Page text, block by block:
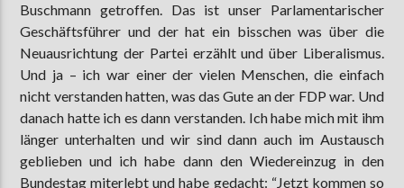
Buschmann getroffen. Das ist unser Parlamentarischer
Geschäftsführer und der hat ein bisschen was über die
Neuausrichtung der Partei erzählt und über Liberalismus.
Und ja – ich war einer der vielen Menschen, die einfach
nicht verstanden hatten, was das Gute an der FDP war. Und
danach hatte ich es dann verstanden. Ich habe mich mit ihm
länger unterhalten und wir sind dann auch im Austausch
geblieben und ich habe dann den Wiedereinzug in den
Bundestag miterlebt und habe gedacht: “Jetzt kommen so